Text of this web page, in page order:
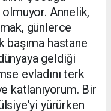
Annelik,
günlerce
başıma hastane
geldiği
evladını terk
katlanıyorum. Bir
yürürken